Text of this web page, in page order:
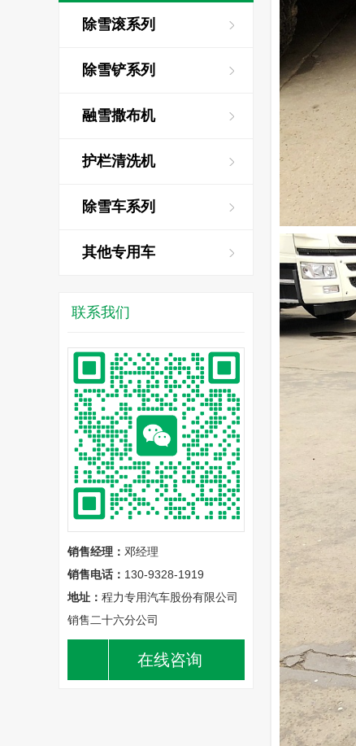
除雪滚系列
除雪铲系列
融雪撒布机
护栏清洗机
除雪车系列
其他专用车
联系我们
销售经理： 邓经理
销售电话： 130-9328-1919
地址： 程力专用汽车股份有限公司
销售二十六分公司
在线咨询